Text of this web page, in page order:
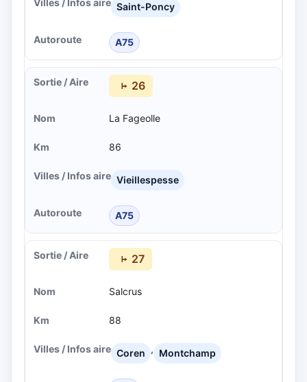
Saint-Poncy
A75
26
La Fageolle
86
Vieillespesse
A75
27
Salcrus
88
Coren , Montchamp